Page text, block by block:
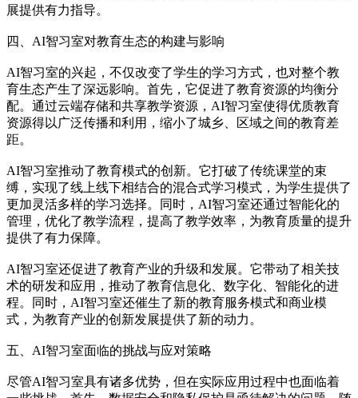
展提供有力指导。
四、AI智习室对教育生态的构建与影响
AI智习室的兴起，不仅改变了学生的学习方式，也对整个教
育生态产生了深远影响。首先，它促进了教育资源的均衡分
配。通过云端存储和共享教学资源，AI智习室使得优质教育
资源得以广泛传播和利用，缩小了城乡、区域之间的教育差
距。
AI智习室推动了教育模式的创新。它打破了传统课堂的束
缚，实现了线上线下相结合的混合式学习模式，为学生提供了
更加灵活多样的学习选择。同时，AI智习室还通过智能化的
管理，优化了教学流程，提高了教学效率，为教育质量的提升
提供了有力保障。
AI智习室还促进了教育产业的升级和发展。它带动了相关技
术的研发和应用，推动了教育信息化、数字化、智能化的进
程。同时，AI智习室还催生了新的教育服务模式和商业模
式，为教育产业的创新发展提供了新的动力。
五、AI智习室面临的挑战与应对策略
尽管AI智习室具有诸多优势，但在实际应用过程中也面临着